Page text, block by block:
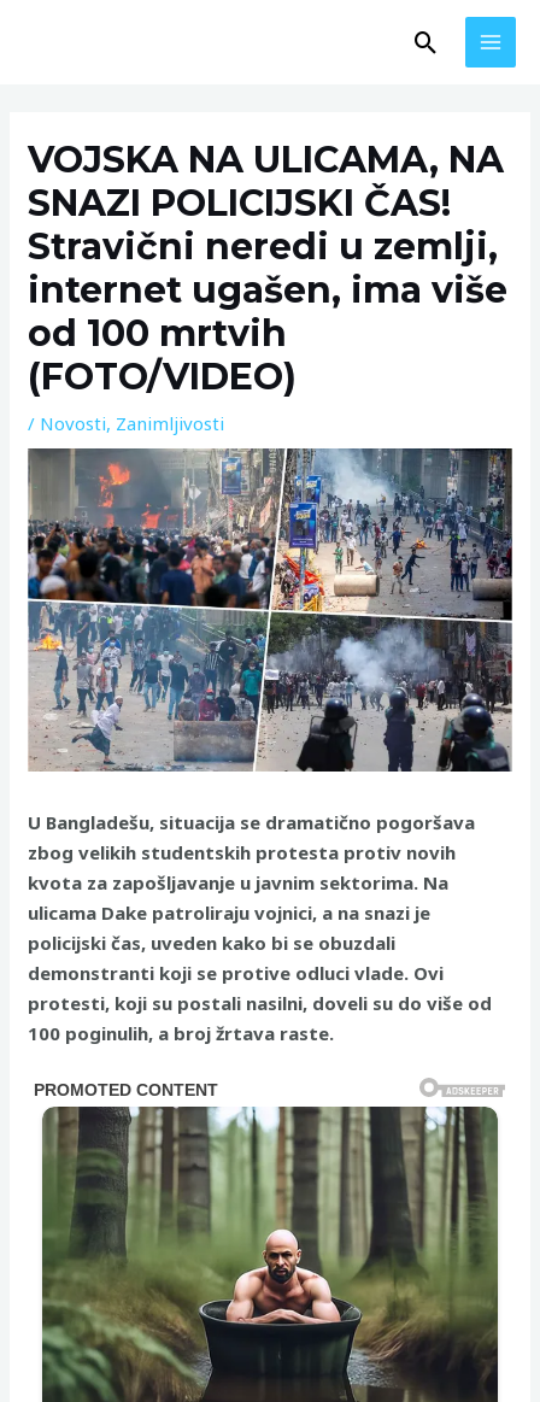
Search
VOJSKA NA ULICAMA, NA
SNAZI POLICIJSKI ČAS!
Stravični neredi u zemlji,
internet ugašen, ima više
od 100 mrtvih
(FOTO/VIDEO)
/ Novosti, Zanimljivosti
U Bangladešu, situacija se dramatično pogoršava
zbog velikih studentskih protesta protiv novih
kvota za zapošljavanje u javnim sektorima. Na
ulicama Dake patroliraju vojnici, a na snazi je
policijski čas, uveden kako bi se obuzdali
demonstranti koji se protive odluci vlade. Ovi
protesti, koji su postali nasilni, doveli su do više od
100 poginulih, a broj žrtava raste.